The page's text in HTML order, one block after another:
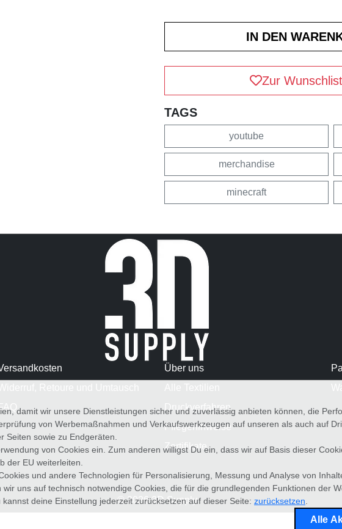
Zur
TAGS
youtube
merchandise
minecraft
FAQ
Über uns
Druckverfahren
Pflegehinweise
Zertifikate
© 2026 3D Supply
damit wir unsere Dienstleistungen sicher und zuverlässig anbieten können, die
von Werbemaßnahmen und Verkaufswerkzeugen auf unseren als auch auf
Seiten sowie zu Endgeräten.
von Cookies ein. Zum anderen willigst Du ein, dass wir auf Basis dieser
der EU weiterleiten.
und andere Technologien für Personalisierung, Messung und Analyse von
uns auf technisch notwendige Cookies, die für die grundlegenden Funktionen der
kannst deine Einstellung jederzeit zurücksetzen auf dieser Seite: zurücksetzen
Alle